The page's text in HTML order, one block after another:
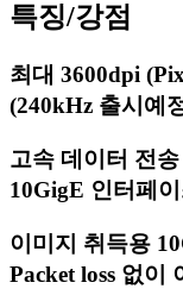
특징/강점
최대 3600dpi
(240kHz 출시예
고속 데이터 전
10GigE 인터페
이미지 취득용
Packet loss 없이